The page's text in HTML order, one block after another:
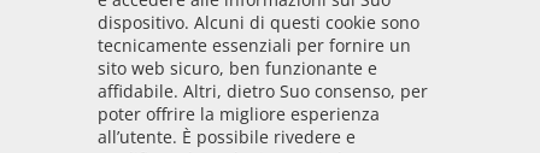
Codice IPA
odpt_to
Linee guida
dispositivo. Alcuni di questi cookie sono
tecnicamente essenziali per fornire un
sito web sicuro, ben funzionante e
affidabile. Altri, dietro Suo consenso, per
poter offrire la migliore esperienza
all’utente. È possibile rivedere e